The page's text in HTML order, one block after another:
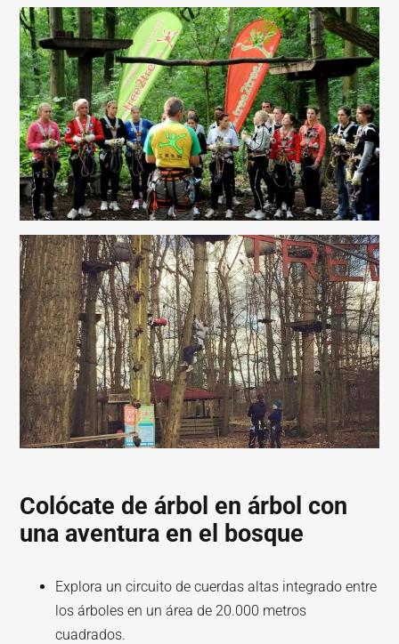
Colócate de árbol en árbol con
una aventura en el bosque
Explora un circuito de cuerdas altas integrado entre
los árboles en un área de 20.000 metros
cuadrados.